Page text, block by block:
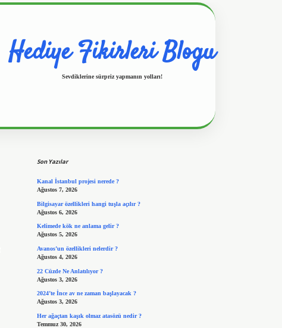
Hediye Fikirleri Blogu
Sevdiklerine sürpriz yapmanın yolları!
Son Yazılar
Kanal İstanbul projesi nerede ?
Ağustos 7, 2026
Bilgisayar özellikleri hangi tuşla açılır ?
Ağustos 6, 2026
Kelimede kök ne anlama gelir ?
Ağustos 5, 2026
Avanos’un özellikleri nelerdir ?
Ağustos 4, 2026
22 Cüzde Ne Anlatılıyor ?
Ağustos 3, 2026
2024’te İnce av ne zaman başlayacak ?
Ağustos 3, 2026
Her ağaçtan kaşık olmaz atasözü nedir ?
Temmuz 30, 2026